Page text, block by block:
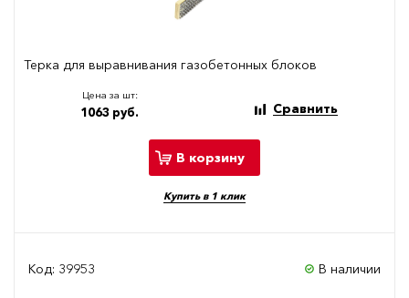
Терка для выравнивания газобетонных блоков
Цена за шт:
1063 руб. Сравнить
В корзину
Купить в 1 клик
Код: 39953 В наличии